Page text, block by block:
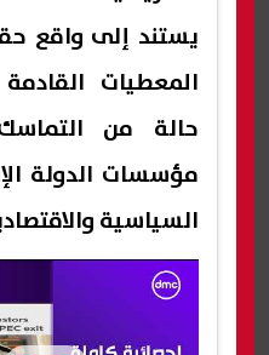
يستند إلى واقع
المعطيات
حالة من
مؤسسات الدولة
السياسية